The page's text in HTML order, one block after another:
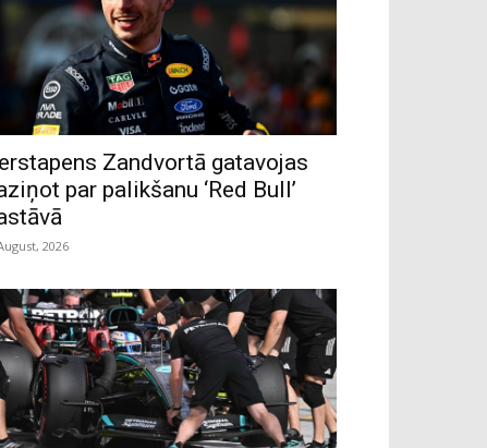
Zandvortā gatavojas
par palikšanu ‘Red Bull’
2026